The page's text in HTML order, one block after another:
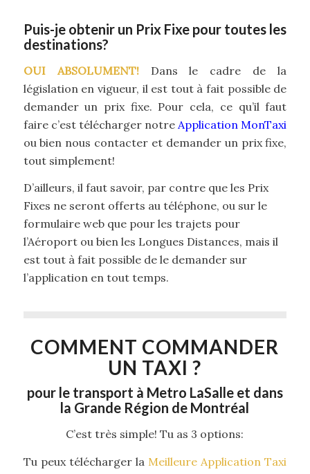
Puis-je obtenir un Prix Fixe pour toutes les
destinations?
OUI ABSOLUMENT!Dans le cadre de la
législation en vigueur, il est tout à fait possible de
demander un prix fixe. Pour cela, ce qu’il faut
faire c’est télécharger notre Application MonTaxi
ou bien nous contacter et demander un prix fixe,
tout simplement!
D’ailleurs, il faut savoir, par contre que les Prix
Fixes ne seront offerts au téléphone, ou sur le
formulaire web que pour les trajets pour
l’Aéroport ou bien les Longues Distances, mais il
est tout à fait possible de le demander sur
l’application en tout temps.
COMMENT COMMANDER
UN TAXI ?
pour le transport à Metro LaSalle et dans
la Grande Région de Montréal
C’est très simple! Tu as 3 options:
Tu peux télécharger la Meilleure Application Taxi